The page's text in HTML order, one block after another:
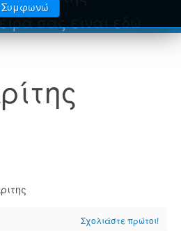
Συμφωνώ
σας είναι εδώ
Σχολιάστε πρώτοι!